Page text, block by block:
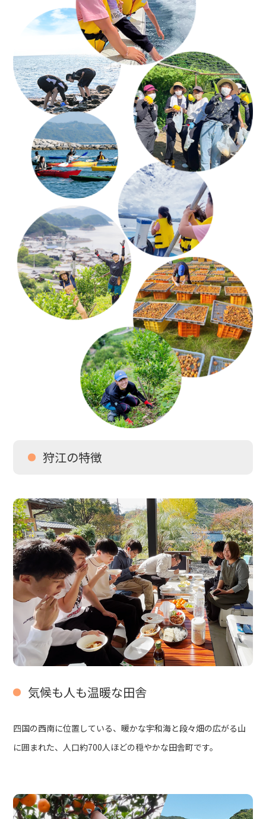
狩江の特徴
気候も人も温暖な田舎
四国の西南に位置している、暖かな宇和海と段々畑の広がる山
に囲まれた、人口約700人ほどの穏やかな田舎町です。